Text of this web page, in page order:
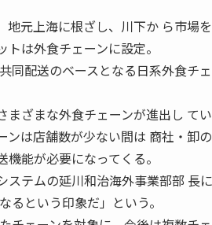
地元上海に根ざし、川下か ら市場
は外食チェーンに設定。
同配送のベースとなる日系外食チ
ざまな外食チェーンが進出し てい
ンは店舗数が少ない間は 商社・卸
能が必要になってくる。
ステムの延川和治海外事業部部 長
るという印象だ」という。